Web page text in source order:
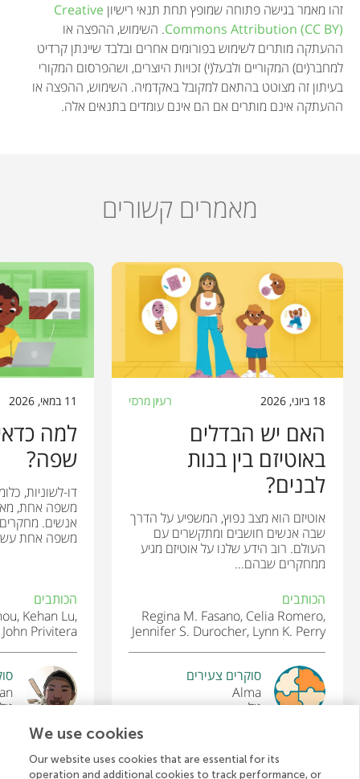
זהו מאמר בגישה פתוחה שמופץ תחת תנאי רישיון Creative
Commons Attribution (CC BY). השימוש, ההפצה או
ההעתקה מותרים לשימוש בפורומים אחרים ובלבד שיינתן קרדיט
למחבר(ים) המקוריים ולבעל(י) זכויות היוצרים, ושהפרסום המקורי
בעיתון זה מצוטט בהתאם למקובל באקדמיה. השימוש, ההפצה או
ההעתקה אינם מותרים אם הם אינם עומדים בתנאים אלה.
מאמרים קשורים
18 ביוני, 2026 רעיון מרכזי
האם יש הבדלים
באוטיזם בין בנות
לבנים?
אוטיזם הוא מצב נפוץ, המשפיע על הדרך
שבה אנשים חושבים ומתקשרים עם
העולם. רוב הידע שלנו על אוטיזם מגיע
ממחקרים שבהם...
הכותבים
Regina M. Fasano, Celia Romero,
Jennifer S. Durocher, Lynn K. Perry
סוקרים צעירים
Alma
גיל:
11 במאי, 2026
למה
שפה?
דו-לשוניות,
משפה אחת,
אנשים.
משפה אחת
הכותבים
Kehan Lu,
Privitera
We use cookies
Our website uses cookies that are essential for its
operation and additional cookies to track performance, or